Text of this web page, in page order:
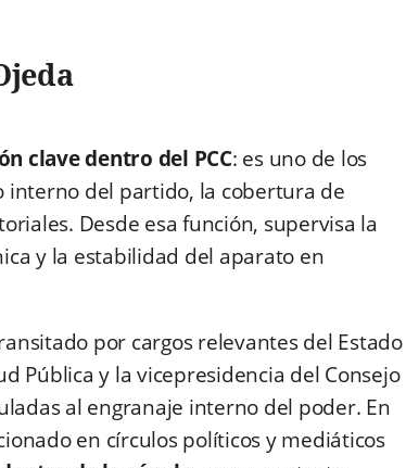
clave dentro del PCC: es uno de los
interno del partido, la cobertura de
Desde esa función, supervisa la
y la estabilidad del aparato en
por cargos relevantes del Estado
Pública y la vicepresidencia del Consejo
al engranaje interno del poder. En
en círculos políticos y mediáticos